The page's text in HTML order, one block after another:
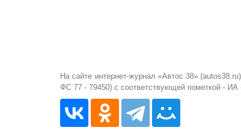
На сайте интернет-журнал «Автос 38»
ФС 77 - 79450) с соответствующей пометкой - ИА